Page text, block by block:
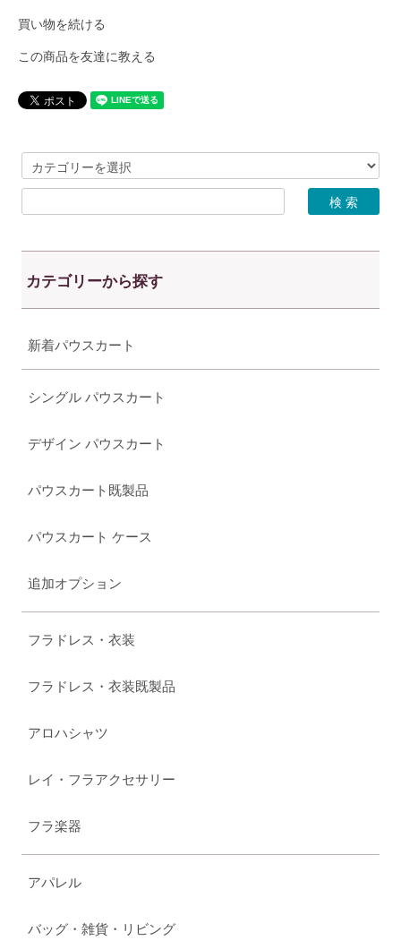
買い物を続ける
この商品を友達に教える
カテゴリーから探す
新着パウスカート
シングル パウスカート
デザイン パウスカート
パウスカート既製品
パウスカート ケース
追加オプション
フラドレス・衣装
フラドレス・衣装既製品
アロハシャツ
レイ・フラアクセサリー
フラ楽器
アパレル
バッグ・雑貨・リビング